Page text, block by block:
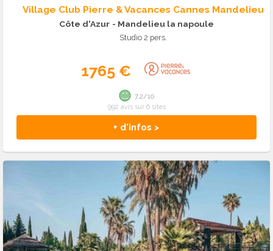
Village Club Pierre & Vacances Cannes Mandelieu
Côte d'Azur - Mandelieu la napoule
Studio 2 pers.
1765 €
+ d'infos >
7.2/10
992 avis sur 6 sites